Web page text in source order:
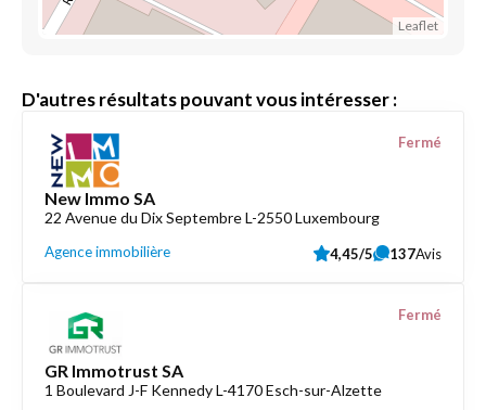
Leaflet
D'autres résultats pouvant vous intéresser :
New Immo SA
22 Avenue du Dix Septembre L-2550 Luxembourg
Agence immobilière
Fermé
4,45/5 137Avis
GR Immotrust SA
1 Boulevard J-F Kennedy L-4170 Esch-sur-Alzette
Fermé